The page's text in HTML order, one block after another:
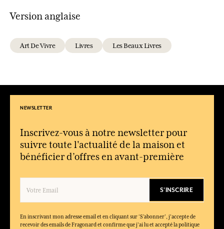
Version anglaise
Art De Vivre Livres Les Beaux Livres
NEWSLETTER
Inscrivez-vous à notre newsletter pour
suivre toute l'actualité de la maison et
bénéficier d’offres en avant-première
S'INSCRIRE
En inscrivant mon adresse email et en cliquant sur ‘S’abonner’, j'accepte de
recevoir des emails de Fragonard et confirme que j'ai lu et accepté la politique